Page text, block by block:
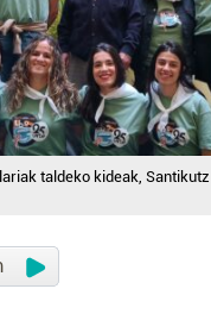
taldeko kideak, Santikutz